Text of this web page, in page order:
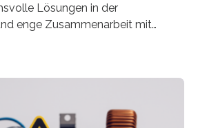
Lösungen in der
enge Zusammenarbeit mit
Transfer-Projekte zu
werden vom Europäischen
gefördert – mit einer